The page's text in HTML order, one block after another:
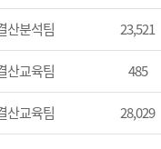
산분석팀 23,521
산교육팀 485
산교육팀 28,029